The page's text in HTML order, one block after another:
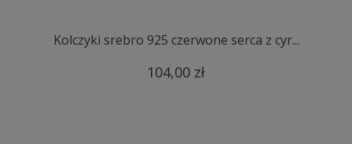
Kolczyki srebro 925 czerwone serca z cyr...
104,00 zł